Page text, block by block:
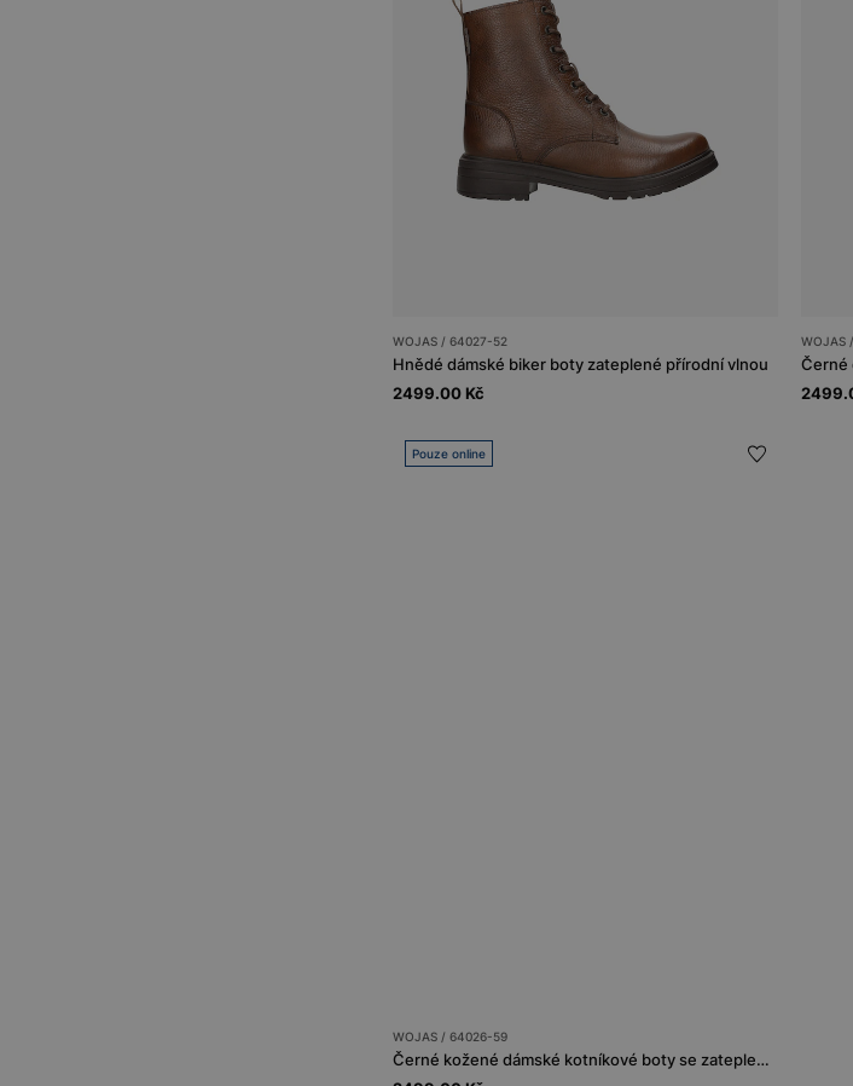
WOJAS / 64027-52
Hnědé dámské biker boty zateplené přírodní vlnou
2499.00 Kč
WOJAS
Černé
Pouze online
WOJAS / 64026-59
Černé kožené dámské kotníkové boty se zateplením